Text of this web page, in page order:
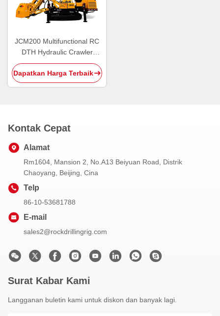
JCM200 Multifunctional RC
DTH Hydraulic Crawler
Drilling Rig
Dapatkan Harga Terbaik
Kontak Cepat
Alamat
Rm1604, Mansion 2, No.A13 Beiyuan Road, Distrik
Chaoyang, Beijing, Cina
Telp
86-10-53681788
E-mail
sales2@rockdrillingrig.com
Surat Kabar Kami
Langganan buletin kami untuk diskon dan banyak lagi.